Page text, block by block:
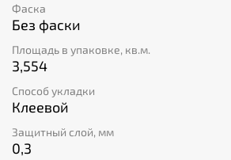
Фаска
Без фаски
Площадь в упаковке, кв.м.
3,554
Способ укладки
Клеевой
Защитный слой, мм
0,3